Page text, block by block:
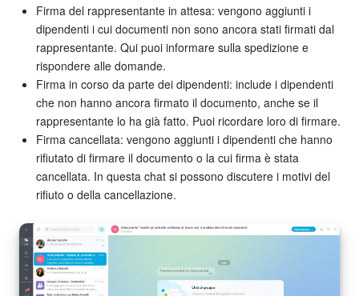
Bitrix24 Drive
Webmail
Gruppi di lavoro
Incarichi e progetti
Progetti IA
Prenotazione online
Firma del rappresentante in attesa: vengono aggiunti i
dipendenti i cui documenti non sono ancora stati firmati dal
rappresentante. Qui puoi informare sulla spedizione e
rispondere alle domande.
Firma in corso da parte dei dipendenti: include i dipendenti
che non hanno ancora firmato il documento, anche se il
rappresentante lo ha già fatto. Puoi ricordare loro di firmare.
Firma cancellata: vengono aggiunti i dipendenti che hanno
rifiutato di firmare il documento o la cui firma è stata
cancellata. In questa chat si possono discutere i motivi del
rifiuto o della cancellazione.